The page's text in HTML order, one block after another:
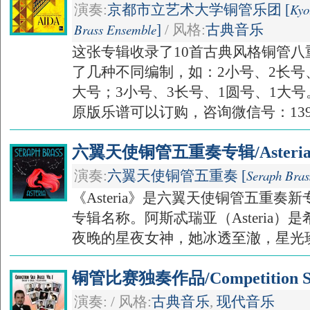
演奏:京都市立艺术大学铜管乐团 [
Brass Ensemble] / 风格:古典音乐
这张专辑收录了10首古典风格铜管
了几种不同编制，如：2小号、2长
大号；3小号、3长号、1圆号、1大
原版乐谱可以订购，咨询微信号：
六翼天使铜管五重奏专辑/
演奏:六翼天使铜管五重奏 [Seraph
《Asteria》是六翼天使铜管五重奏
专辑名称。阿斯忒瑞亚（Asteria）
夜晚的星夜女神，她冰透至澈，星光
铜管比赛独奏作品/Competition
演奏: / 风格:古典音乐, 现代音乐